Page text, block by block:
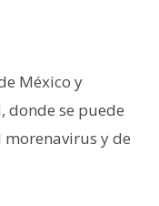
México y
donde se puede
y de